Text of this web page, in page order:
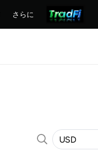
さらに
USD